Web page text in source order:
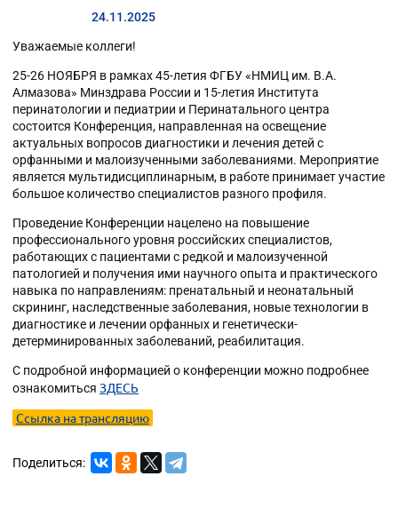
24.11.2025
Уважаемые коллеги!
25-26 НОЯБРЯ в рамках 45-летия ФГБУ «НМИЦ им. В.А.
Алмазова» Минздрава России и 15-летия Института
перинатологии и педиатрии и Перинатального центра
состоится Конференция, направленная на освещение
актуальных вопросов диагностики и лечения детей с
орфанными и малоизученными заболеваниями. Мероприятие
является мультидисциплинарным, в работе принимает участие
большое количество специалистов разного профиля.
Проведение Конференции нацелено на повышение
профессионального уровня российских специалистов,
работающих с пациентами с редкой и малоизученной
патологией и получения ими научного опыта и практического
навыка по направлениям: пренатальный и неонатальный
скрининг, наследственные заболевания, новые технологии в
диагностике и лечении орфанных и генетически-
детерминированных заболеваний, реабилитация.
С подробной информацией о конференции можно подробнее
ознакомиться ЗДЕСЬ
Ссылка на трансляцию
Поделиться: